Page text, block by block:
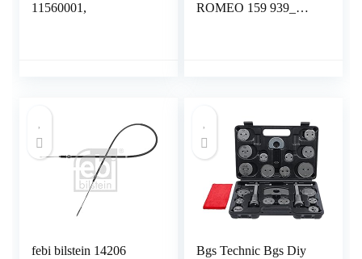
11560001,
ROMEO 159 939_
febi bilstein 14206
Bgs Technic Bgs Diy